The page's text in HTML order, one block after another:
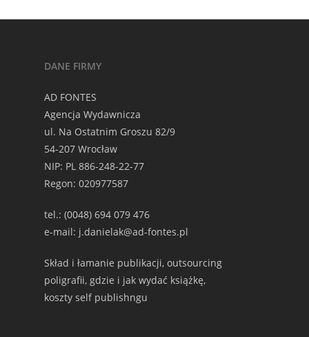
DANE FIRMY
AD FONTES
Agencja Wydawnicza
ul. Na Ostatnim Groszu 82/9
54-207 Wrocław
NIP: PL 886-248-22-77
Regon: 020977587
tel.: (0048) 694 079 476
e-mail: j.danielak@ad-fontes.pl
Skład i łamanie publikacji, outsourcing
poligrafii, gdzie i jak wydać książkę,
koszty self publishngu